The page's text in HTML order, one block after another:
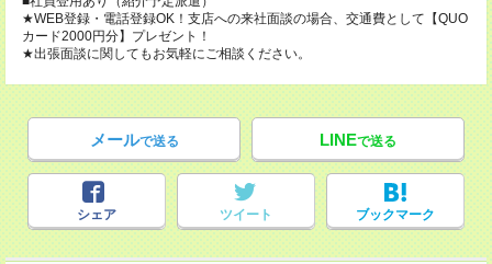
★WEB登録・電話登録OK！支店への来社面談の場合、交通費として【QUO
カード2000円分】プレゼント！
★出張面談に関してもお気軽にご相談ください。
メールで送る LINEで送る
シェア ツイート ブックマーク